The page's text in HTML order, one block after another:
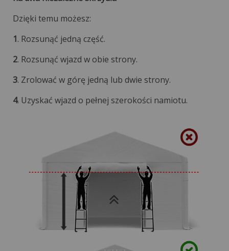
Dzięki temu możesz:
1. Rozsunąć jedną część.
2. Rozsunąć wjazd w obie strony.
3. Zrolować w górę jedną lub dwie strony.
4. Uzyskać wjazd o pełnej szerokości namiotu.